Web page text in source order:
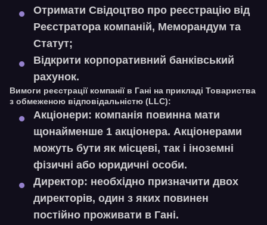
Отримати Свідоцтво про реєстрацію від
Реєстратора компаній, Меморандум та
Статут;
Відкрити корпоративний банківський
рахунок.
Вимоги реєстрації компанії в Гані на прикладі Товариства
з обмеженою відповідальністю (LLC):
Акціонери: компанія повинна мати
щонайменше 1 акціонера. Акціонерами
можуть бути як місцеві, так і іноземні
фізичні або юридичні особи.
Директор: необхідно призначити двох
директорів, один з яких повинен
постійно проживати в Гані.